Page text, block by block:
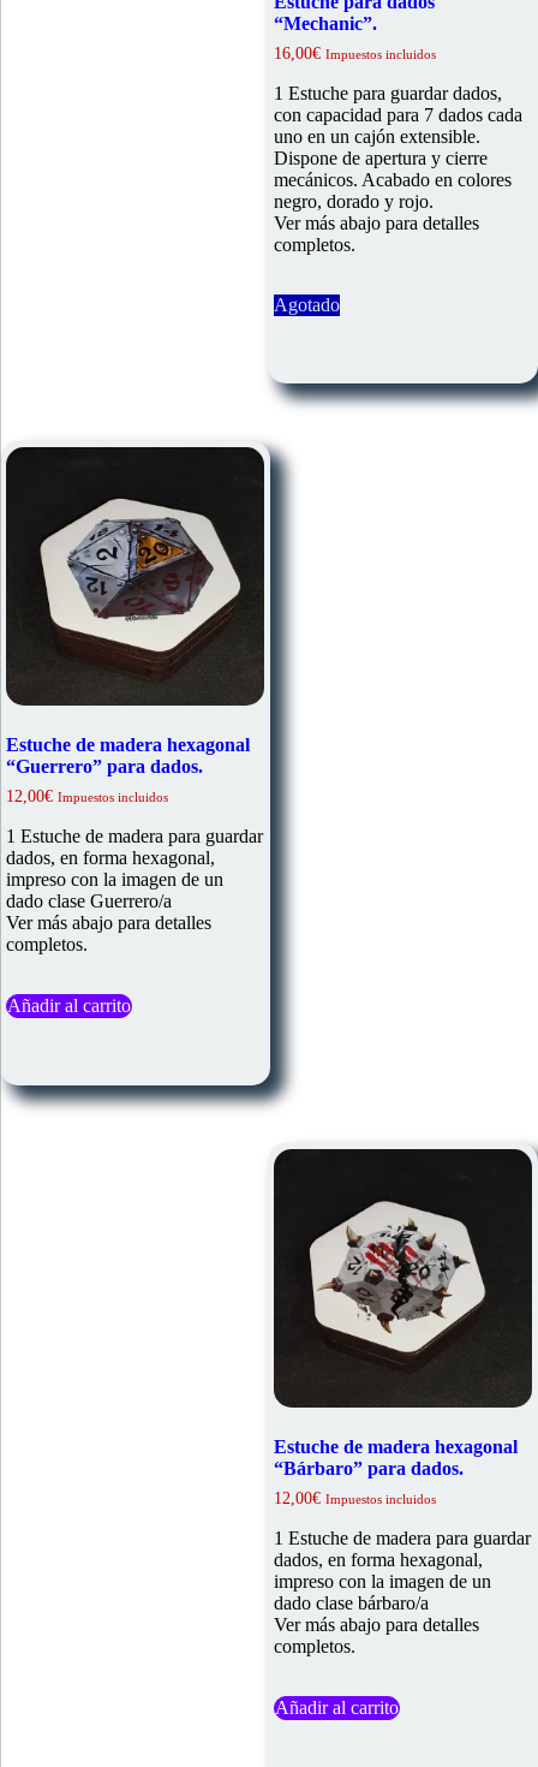
“Mechanic”.
16,00€ Impuestos incluidos
1 Estuche para guardar dados,
con capacidad para 7 dados cada
uno en un cajón extensible.
Dispone de apertura y cierre
mecánicos. Acabado en colores
negro, dorado y rojo.
Ver más abajo para detalles
completos.
Agotado
Estuche de madera hexagonal
“Guerrero” para dados.
12,00€ Impuestos incluidos
1 Estuche de madera para guardar
dados, en forma hexagonal,
impreso con la imagen de un
dado clase Guerrero/a
Ver más abajo para detalles
completos.
Añadir al carrito
Estuche de madera hexagonal
“Bárbaro” para dados.
12,00€ Impuestos incluidos
1 Estuche de madera para guardar
dados, en forma hexagonal,
impreso con la imagen de un
dado clase bárbaro/a
Ver más abajo para detalles
completos.
Añadir al carrito